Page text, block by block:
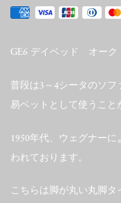
GE6 デイベッド オー
普段は3～4シータのソ
易ベットとして使うこと
1950年代、ウェグナー
われております。
こちらは脚が丸い丸脚タ